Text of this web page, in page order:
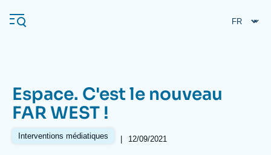
au
contenu
Navigation
principale
L'Ifri
Espace. C'est le nouveau
FAR WEST !
Interventions médiatiques | 12/09/2021